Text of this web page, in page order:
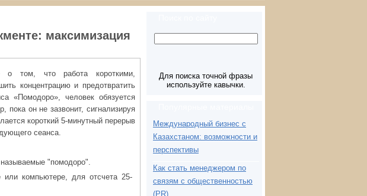
максимизация
том, что работа короткими,
концентрацию и предотвратить
«Помодоро», человек обязуется
пока он не зазвонит, сигнализируя
короткий 5-минутный перерыв
сеанса.
называемые "помодоро".
или компьютере, для отсчета 25-
Для поиска точной фразы
используйте кавычки.
Международный бизнес с
Казахстаном: возможности и
перспективы
Как стать менеджером по
связям с общественностью
(PR)